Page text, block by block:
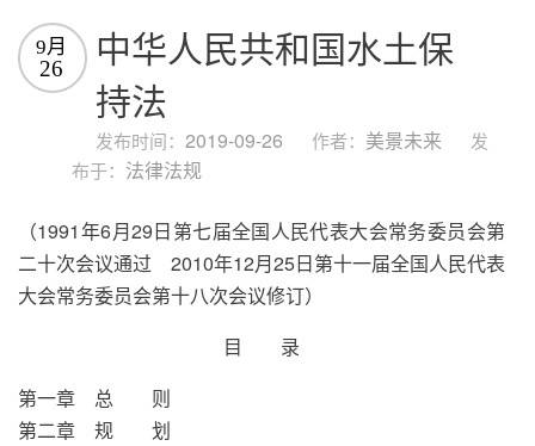
中华人民共和国水土保
持法
9月
26
发布时间： 2019-09-26 作者： 美景未来
发
布于： 法律法规
（1991年6月29日第七届全国人民代表大会常务委员会第
二十次会议通过 2010年12月25日第十一届全国人民代表
大会常务委员会第十八次会议修订）
目 录
第一章 总 则
第二章 规 划